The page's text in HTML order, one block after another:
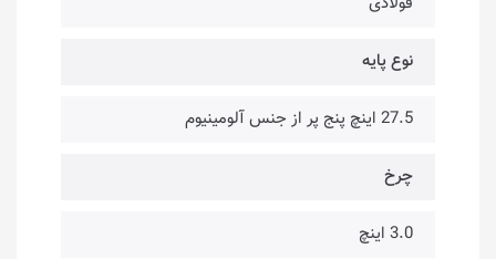
نوع پایه
27.5 اینچ پنج پر از جنس آلومینیوم
چرخ
3.0 اینچ